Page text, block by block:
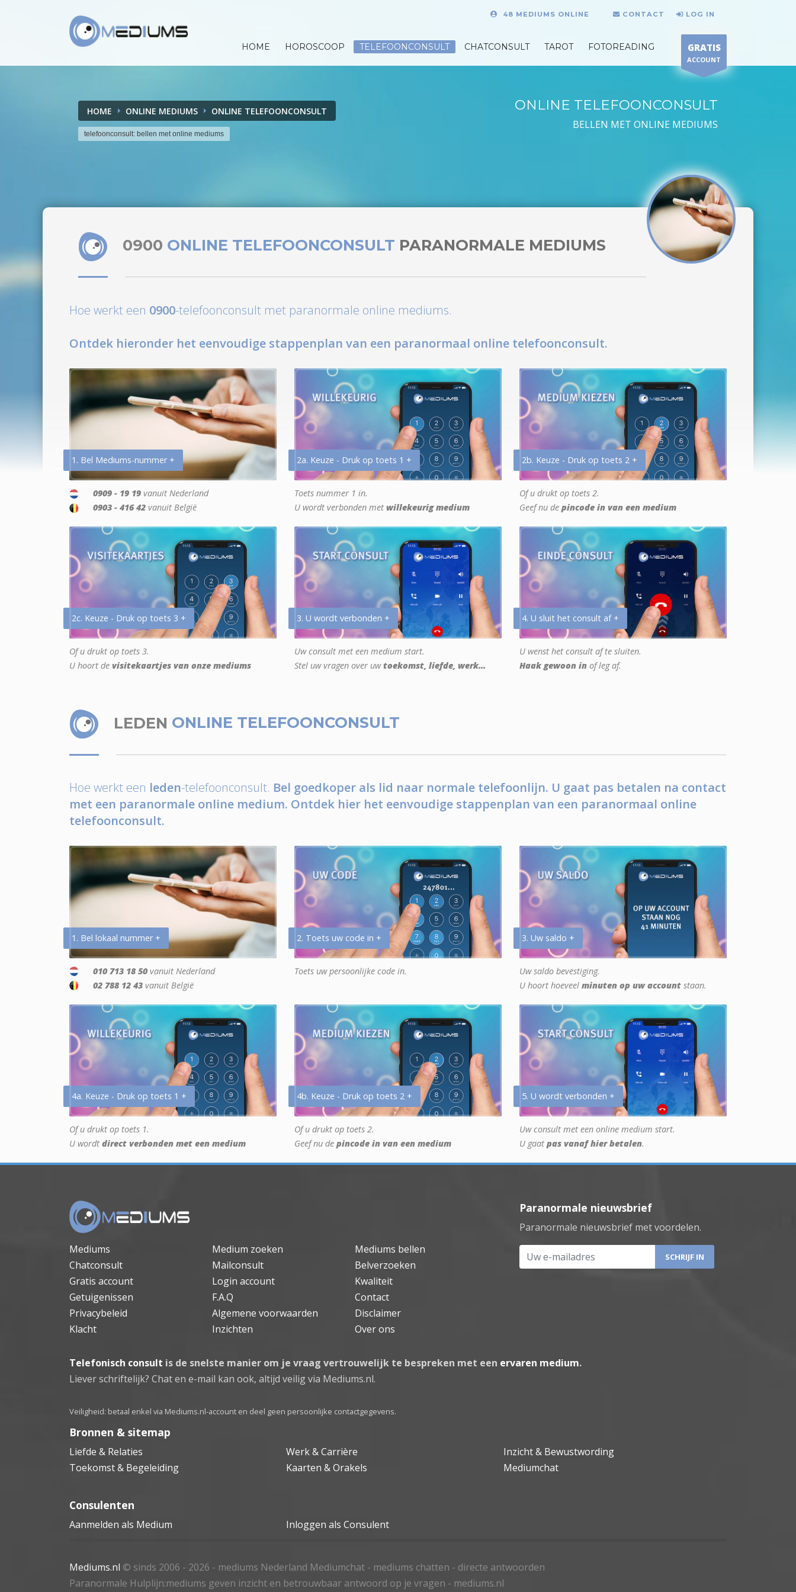
48 MEDIUMS ONLINE CONTACT LOG IN
HOME HOROSCOOP TELEFOONCONSULT CHATCONSULT TAROT FOTOREADING GRATIS
ACCOUNT
HOME ONLINE MEDIUMS ONLINE TELEFOONCONSULT
telefoonconsult: bellen met online mediums
ONLINE TELEFOONCONSULT
BELLEN MET ONLINE MEDIUMS
0900 ONLINE TELEFOONCONSULT PARANORMALE MEDIUMS
Hoe werkt een 0900-telefoonconsult met paranormale online mediums.
Ontdek hieronder het eenvoudige stappenplan van een paranormaal online telefoonconsult.
1. Bel Mediums-nummer +
0909 - 19 19 vanuit Nederland
0903 - 416 42 vanuit België
2a. Keuze - Druk op toets 1 +
Toets nummer 1 in.
U wordt verbonden met willekeurig medium
2b. Keuze - Druk op toets 2 +
Of u drukt op toets 2.
Geef nu de pincode in van een medium
2c. Keuze - Druk op toets 3 +
Of u drukt op toets 3.
U hoort de visitekaartjes van onze mediums
3. U wordt verbonden +
Uw consult met een medium start.
Stel uw vragen over uwtoekomst, liefde, werk...
4. U sluit het consult af +
U wenst het consult af te sluiten.
Haak gewoon in of leg af.
LEDEN ONLINE TELEFOONCONSULT
Hoe werkt een leden-telefoonconsult. Bel goedkoper als lid naar normale telefoonlijn. U gaat pas betalen na contact
met een paranormale online medium. Ontdek hier het eenvoudige stappenplan van een paranormaal online
telefoonconsult.
1. Bel lokaal nummer +
010 713 18 50 vanuit Nederland
02 788 12 43 vanuit België
2. Toets uw code in +
Toets uw persoonlijke code in.
3. Uw saldo +
Uw saldo bevestiging.
U hoort hoeveel minuten op uw account staan.
4a. Keuze - Druk op toets 1 +
Of u drukt op toets 1.
U wordt direct verbonden met een medium
4b. Keuze - Druk op toets 2 +
Of u drukt op toets 2.
Geef nu de pincode in van een medium
5. U wordt verbonden +
Uw consult met een online medium start.
U gaat pas vanaf hier betalen.
Mediums Medium zoeken
Mediums bellen
Chatconsult
Mailconsult
Belverzoeken
Gratis account
Login account
Kwaliteit
Getuigenissen
F.A.Q
Contact
Privacybeleid
Algemene voorwaarden
Disclaimer
Klacht
Inzichten Over ons
Paranormale nieuwsbrief
Paranormale nieuwsbrief met voordelen.
Uw e-mailadres
Telefonisch consult is de snelste manier om je vraag vertrouwelijk te bespreken met een ervaren medium.
Liever schriftelijk? Chat en e-mail kan ook, altijd veilig via Mediums.nl.
Veiligheid: betaal enkel via Mediums.nl-account en deel geen persoonlijke contactgegevens.
Bronnen & sitemap
Liefde & Relaties Werk & Carrière
Inzicht & Bewustwording
Toekomst & Begeleiding
Kaarten & Orakels Mediumchat
Consulenten
Aanmelden als Medium Inloggen als Consulent
Mediums.nl © sinds 2006 - 2026 - mediums Nederland Mediumchat - mediums chatten - directe antwoorden
Paranormale Hulplijn:mediums geven inzicht en betrouwbaar antwoord op je vragen - mediums.nl